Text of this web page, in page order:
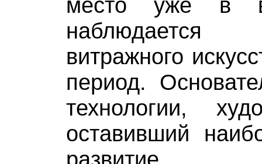
витражного
период.
технологии,
оставивший
развитие